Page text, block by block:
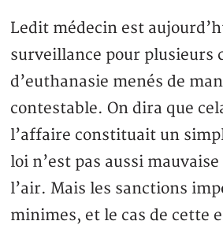
Ledit médecin est
surveillance pour plusieurs
d’euthanasie menés de
contestable. On dira que
l’affaire constituait un
loi n’est pas aussi mauvaise
l’air. Mais les sanctions
minimes, et le cas de cette